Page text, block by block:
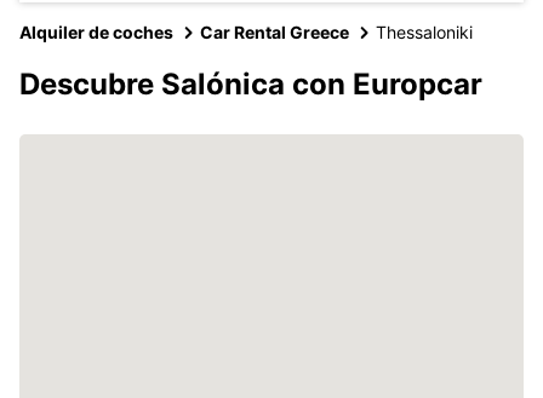
Alquiler de coches Car Rental Greece Thessaloniki
Descubre Salónica con Europcar